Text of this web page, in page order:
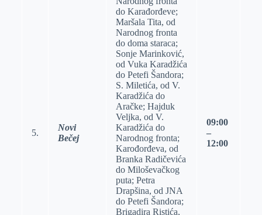
5.
Novi
Bečej
do Karađorđeve;
Maršala Tita, od
Narodnog fronta
do doma staraca;
Sonje Marinković,
od Vuka Karadžića
do Petefi Šandora;
S. Miletića, od V.
Karadžića do
Aračke; Hajduk
Veljka, od V.
Karadžića do
Narodnog fronta;
Karođorđeva, od
Branka Radičevića
do Miloševačkog
puta; Petra
Drapšina, od JNA
do Petefi Šandora;
Brigadira Ristića,
09:00
–
12:00